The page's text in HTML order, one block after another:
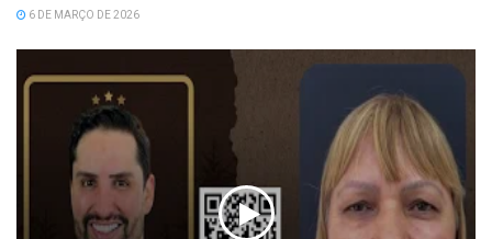
6 DE MARÇO DE 2026